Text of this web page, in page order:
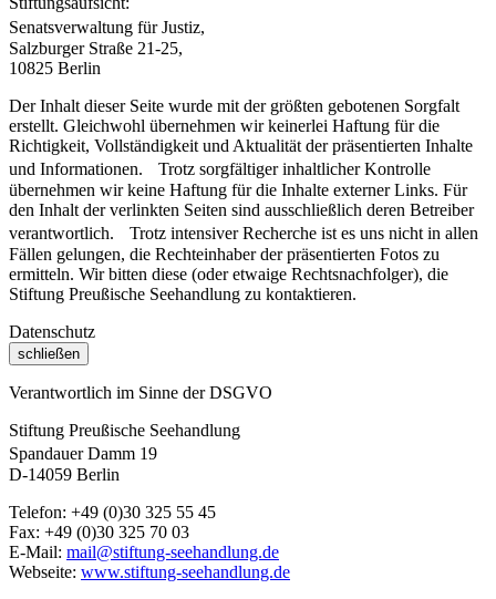
Senatsverwaltung für Justiz,
Salzburger Straße 21-25,
10825 Berlin
Der Inhalt dieser Seite wurde mit der größten gebotenen Sorgfalt
erstellt. Gleichwohl übernehmen wir keinerlei Haftung für die
Richtigkeit, Vollständigkeit und Aktualität der präsentierten Inhalte
und Informationen. Trotz sorgfältiger inhaltlicher Kontrolle
übernehmen wir keine Haftung für die Inhalte externer Links. Für
den Inhalt der verlinkten Seiten sind ausschließlich deren Betreiber
verantwortlich. Trotz intensiver Recherche ist es uns nicht in allen
Fällen gelungen, die Rechteinhaber der präsentierten Fotos zu
ermitteln. Wir bitten diese (oder etwaige Rechtsnachfolger), die
Stiftung Preußische Seehandlung zu kontaktieren.
Datenschutz
schließen
Verantwortlich im Sinne der DSGVO
Stiftung Preußische Seehandlung
Spandauer Damm 19
D-14059 Berlin
Telefon: +49 (0)30 325 55 45
Fax: +49 (0)30 325 70 03
E-Mail: mail@stiftung-seehandlung.de
Webseite: www.stiftung-seehandlung.de